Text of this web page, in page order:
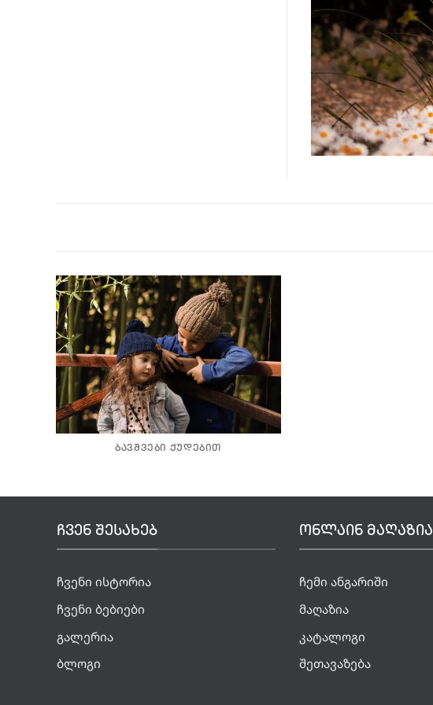
ᲑᲐᲕᲨᲕᲔᲑᲘ ᲥᲣᲓᲔᲑᲘᲗ
ᲩᲕᲔᲜ ᲨᲔᲡᲐᲮᲔᲑ
ჩვენი ისტორია
ჩვენი ბებიები
გალერია
ბლოგი
ᲝᲜᲚᲐᲘᲜ ᲛᲐᲦᲐᲖᲘᲐ
ჩემი ანგარიში
მაღაზია
კატალოგი
შეთავაზება